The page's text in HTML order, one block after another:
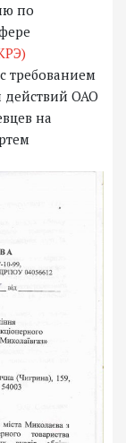
по
требованием
действий ОАО
на